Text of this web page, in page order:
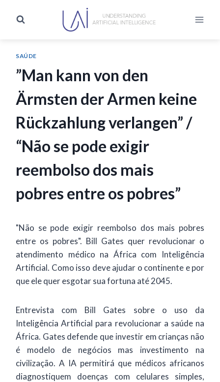
SAÚDE
”Man kann von den
Ärmsten der Armen keine
Rückzahlung verlangen” /
“Não se pode exigir
reembolso dos mais
pobres entre os pobres”
"Não se pode exigir reembolso dos mais pobres
entre os pobres". Bill Gates quer revolucionar o
atendimento médico na África com Inteligência
Artificial. Como isso deve ajudar o continente e por
que ele quer esgotar sua fortuna até 2045.
Entrevista com Bill Gates sobre o uso da
Inteligência Artificial para revolucionar a saúde na
África. Gates defende que investir em crianças não
é modelo de negócios mas investimento na
civilização. A IA permitirá que médicos africanos
diagnostiquem doenças com celulares simples,